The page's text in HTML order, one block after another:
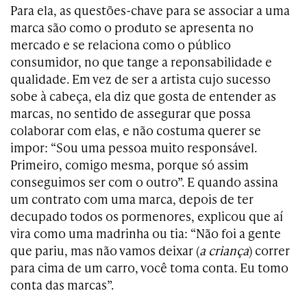
Para ela, as questões-chave para se associar a uma
marca são como o produto se apresenta no
mercado e se relaciona como o público
consumidor, no que tange a reponsabilidade e
qualidade. Em vez de ser a artista cujo sucesso
sobe à cabeça, ela diz que gosta de entender as
marcas, no sentido de assegurar que possa
colaborar com elas, e não costuma querer se
impor: “Sou uma pessoa muito responsável.
Primeiro, comigo mesma, porque só assim
conseguimos ser com o outro”. E quando assina
um contrato com uma marca, depois de ter
decupado todos os pormenores, explicou que aí
vira como uma madrinha ou tia: “Não foi a gente
que pariu, mas não vamos deixar (a criança) correr
para cima de um carro, você toma conta. Eu tomo
conta das marcas”.